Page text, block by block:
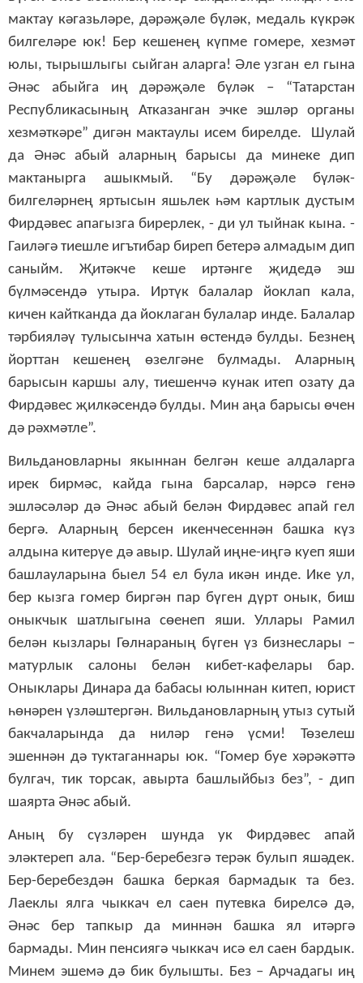
мактау кәгазьләре, дәрәҗәле бүләк, медаль күкрәк
билгеләре юк! Бер кешенең күпме гомере, хезмәт
юлы, тырышлыгы сыйган аларга! Әле узган ел гына
Әнәс абыйга иң дәрәҗәле бүләк – “Татарстан
Республикасының Атказанган эчке эшләр органы
хезмәткәре” дигән мактаулы исем бирелде. Шулай
да Әнәс абый аларның барысы да минеке дип
мактанырга ашыкмый. “Бу дәрәҗәле бүләк-
билгеләрнең яртысын яшьлек һәм картлык дустым
Фирдәвес апагызга бирерлек, - ди ул тыйнак кына. -
Гаиләгә тиешле игътибар биреп бетерә алмадым дип
саныйм. Җитәкче кеше иртәнге җидедә эш
бүлмәсендә утыра. Иртүк балалар йоклап кала,
кичен кайтканда да йоклаган булалар инде. Балалар
тәрбияләү тулысынча хатын өстендә булды. Безнең
йорттан кешенең өзелгәне булмады. Аларның
барысын каршы алу, тиешенчә кунак итеп озату да
Фирдәвес җилкәсендә булды. Мин аңа барысы өчен
дә рәхмәтле”.
Вильдановларны якыннан белгән кеше алдаларга
ирек бирмәс, кайда гына барсалар, нәрсә генә
эшләсәләр дә Әнәс абый белән Фирдәвес апай гел
бергә. Аларның берсен икенчесеннән башка күз
алдына китерүе дә авыр. Шулай иңне-иңгә куеп яши
башлауларына быел 54 ел була икән инде. Ике ул,
бер кызга гомер биргән пар бүген дүрт онык, биш
оныкчык шатлыгына сөенеп яши. Уллары Рамил
белән кызлары Гөлнараның бүген үз бизнеслары –
матурлык салоны белән кибет-кафелары бар.
Оныклары Динара да бабасы юлыннан китеп, юрист
һөнәрен үзләштергән. Вильдановларның утыз сутый
бакчаларында да ниләр генә үсми! Төзелеш
эшеннән дә туктаганнары юк. “Гомер буе хәрәкәттә
булгач, тик торсак, авырта башлыйбыз без”, - дип
шаярта Әнәс абый.
Аның бу сүзләрен шунда ук Фирдәвес апай
эләктереп ала. “Бер-беребезгә терәк булып яшәдек.
Бер-беребездән башка беркая бармадык та без.
Лаеклы ялга чыккач ел саен путевка бирелсә дә,
Әнәс бер тапкыр да миннән башка ял итәргә
бармады. Мин пенсиягә чыккач исә ел саен бардык.
Минем эшемә дә бик булышты. Без – Арчадагы иң